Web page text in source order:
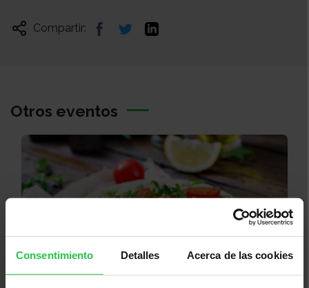
Consentimiento Detalles Acerca de las cookies
Compartir:
Otros eventos